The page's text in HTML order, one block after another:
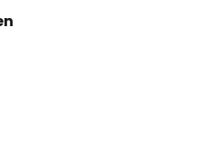
dass auch C4-
inklusive Pfosten: 8 x 4 x